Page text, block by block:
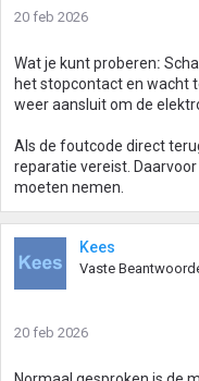
20 feb 2026
Wat je kunt proberen:
het stopcontact en wacht
weer aansluit om de
Als de foutcode direct
reparatie vereist.
moeten nemen.
Kees
Vaste
20 feb 2026